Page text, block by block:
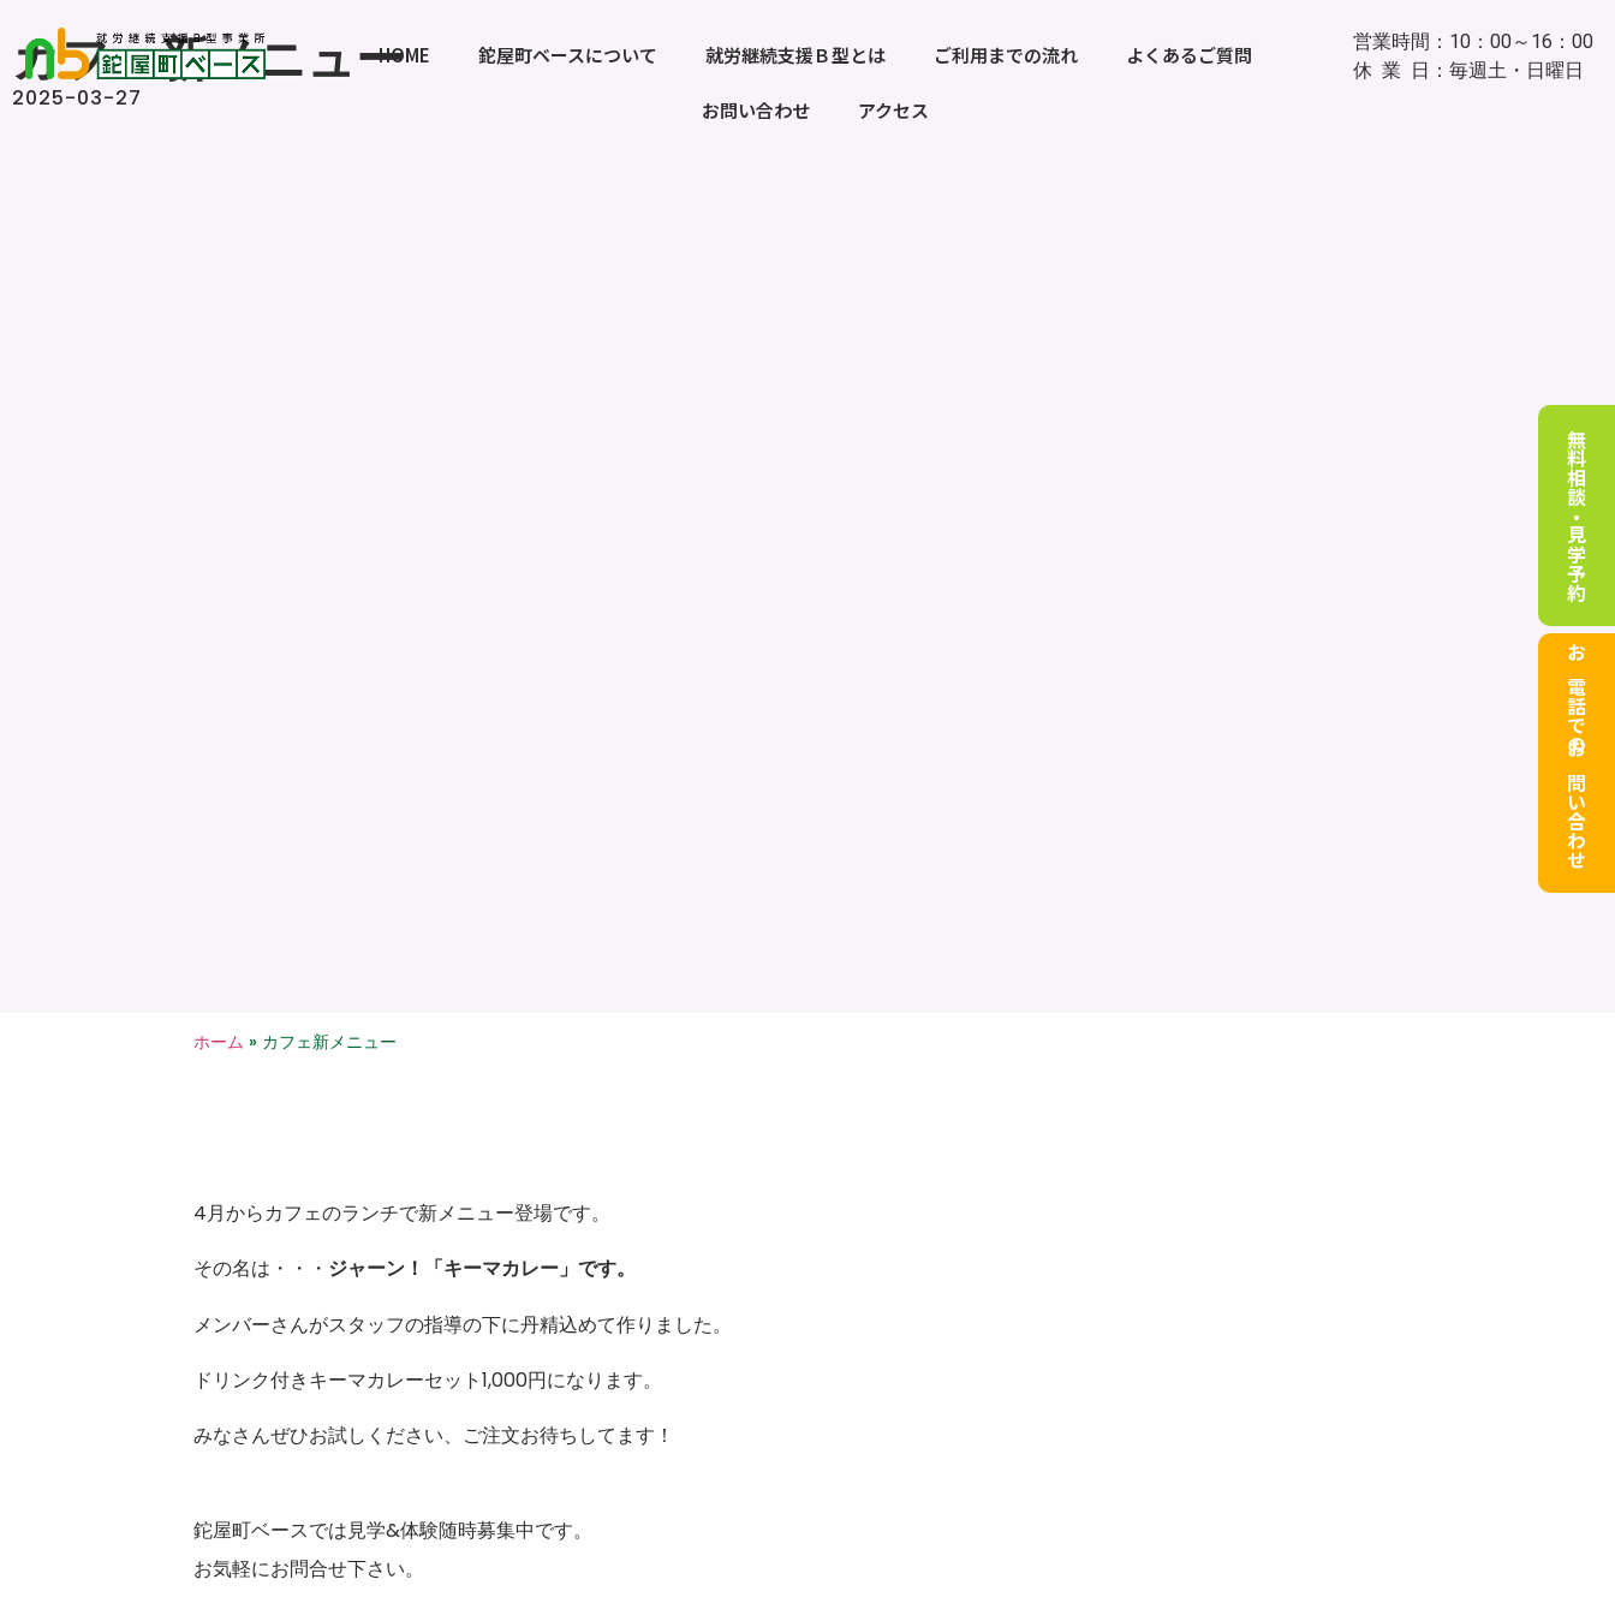
無料相談・見学予約
お電話でのお問い合わせ
HOME 鉈屋町ベースについて 就労継続支援Ｂ型とは ご利用までの流れ よくあるご質問
お問い合わせ アクセス
営業時間：10：00～16：00
休 業 日：毎週土・日曜日
カフェ新メニュー
2025-03-27
ホーム » カフェ新メニュー
4月からカフェのランチで新メニュー登場です。
その名は・・・ ジャーン！「キーマカレー」です。
メンバーさんがスタッフの指導の下に丹精込めて作りました。
ドリンク付きキーマカレーセット1,000円になります。
みなさんぜひお試しください、ご注文お待ちしてます！
鉈屋町ベースでは見学&体験随時募集中です。
お気軽にお問合せ下さい。